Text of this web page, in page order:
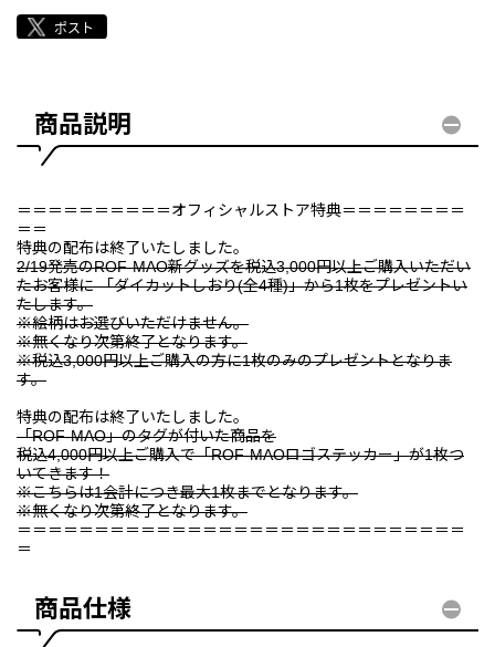
商品説明
＝＝＝＝＝＝＝＝＝＝オフィシャルストア特典＝＝＝＝＝＝＝＝
＝＝
特典の配布は終了いたしました。
2/19発売のROF-MAO新グッズを税込3,000円以上ご購入いただい
たお客様に 「ダイカットしおり(全4種)」から1枚をプレゼントい
たします。
※絵柄はお選びいただけません。
※無くなり次第終了となります。
※税込3,000円以上ご購入の方に1枚のみのプレゼントとなりま
す。
特典の配布は終了いたしました。
「ROF-MAO」のタグが付いた商品を
税込4,000円以上ご購入で「ROF-MAOロゴステッカー」が1枚つ
いてきます！
※こちらは1会計につき最大1枚までとなります。
※無くなり次第終了となります。
＝＝＝＝＝＝＝＝＝＝＝＝＝＝＝＝＝＝＝＝＝＝＝＝＝＝＝＝＝
＝
商品仕様